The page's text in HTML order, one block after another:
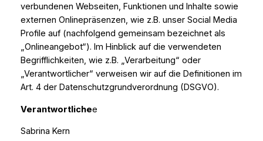
verbundenen Webseiten, Funktionen und Inhalte sowie
externen Onlinepräsenzen, wie z.B. unser Social Media
Profile auf (nachfolgend gemeinsam bezeichnet als
„Onlineangebot“). Im Hinblick auf die verwendeten
Begrifflichkeiten, wie z.B. „Verarbeitung“ oder
„Verantwortlicher“ verweisen wir auf die Definitionen im
Art. 4 der Datenschutzgrundverordnung (DSGVO).
Verantwortlichee
Sabrina Kern